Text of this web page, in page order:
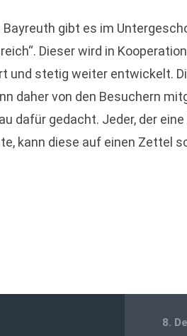
Bayreuth gibt es im
Dieser wird in
und stetig weiter entwickelt.
daher von den Besuchern
dafür gedacht. Jeder, der
kann diese auf einen Zettel
8.